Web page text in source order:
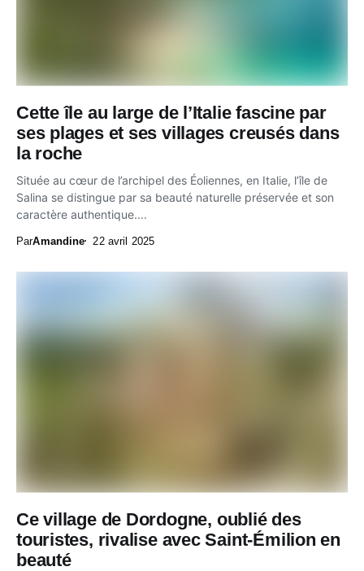
Cette île au large de l’Italie fascine par
ses plages et ses villages creusés dans
la roche
Située au cœur de l’archipel des Éoliennes, en Italie, l’île de
Salina se distingue par sa beauté naturelle préservée et son
caractère authentique....
ParAmandine 22 avril 2025
Ce village de Dordogne, oublié des
touristes, rivalise avec Saint-Émilion en
beauté